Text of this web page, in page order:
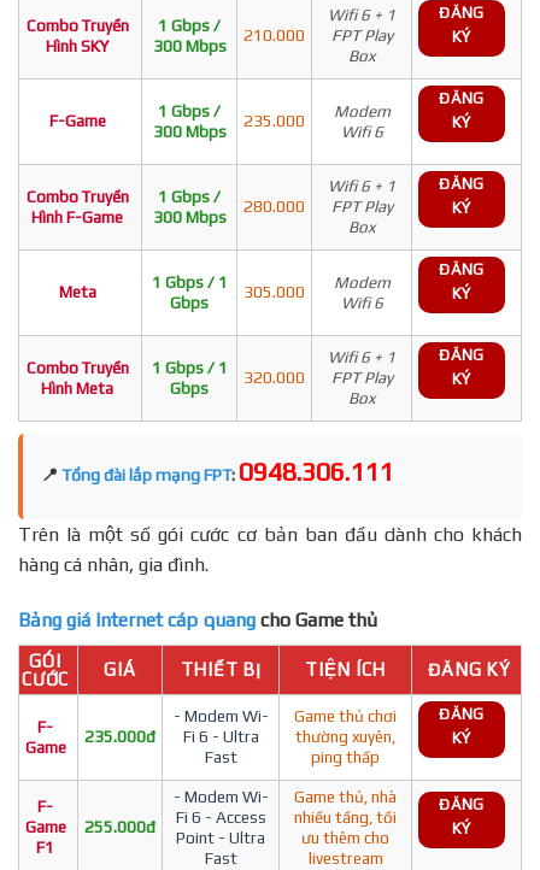
Combo Truyền
Hình SKY
1 Gbps /
300 Mbps
210.000
Wifi 6 + 1
FPT Play
Box
ĐĂNG
KÝ
F-Game
1 Gbps /
300 Mbps
235.000
Modem
Wifi 6
ĐĂNG
KÝ
Combo Truyền
Hình F-Game
1 Gbps /
300 Mbps
280.000
Wifi 6 + 1
FPT Play
Box
ĐĂNG
KÝ
Meta
1 Gbps / 1
Gbps
305.000
Modem
Wifi 6
ĐĂNG
KÝ
Combo Truyền
Hình Meta
1 Gbps / 1
Gbps
320.000
Wifi 6 + 1
FPT Play
Box
ĐĂNG
KÝ
📍 Tổng đài lắp mạng FPT: 0948.306.111
Trên là một số gói cước cơ bản ban đầu dành cho khách
hàng cá nhân, gia đình.
Bảng giá Internet cáp quang cho Game thủ
GÓI
CƯỚC
GIÁ THIẾT BỊ TIỆN ÍCH ĐĂNG KÝ
F-
Game
235.000đ
- Modem Wi-
Fi 6 - Ultra
Fast
Game thủ chơi
thường xuyên,
ping thấp
ĐĂNG
KÝ
F-
Game
F1
255.000đ
- Modem Wi-
Fi 6 - Access
Point - Ultra
Fast
Game thủ, nhà
nhiều tầng, tối
ưu thêm cho
livestream
ĐĂNG
KÝ